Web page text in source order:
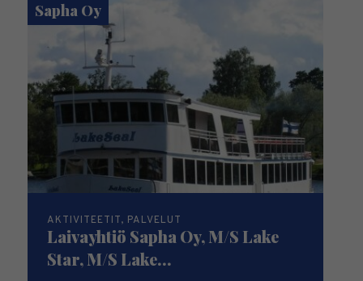
Sapha Oy
AKTIVITEETIT, PALVELUT
Laivayhtiö Sapha Oy, M/S Lake
Star, M/S Lake...